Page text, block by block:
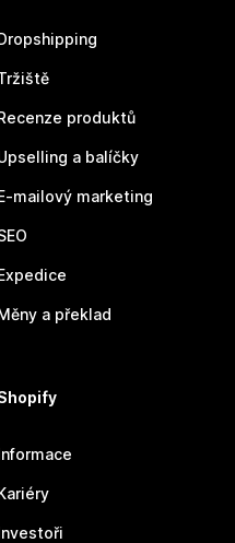
produktů
a balíčky
mailový marketing
a překlad